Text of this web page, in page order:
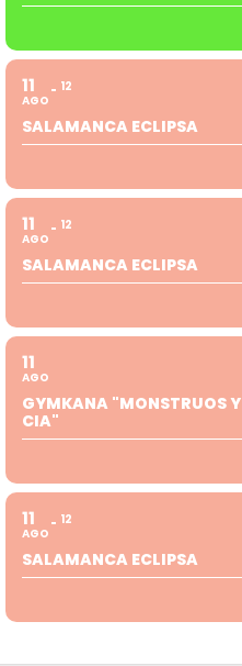
11
AGO
12
SALAMANCA ECLIPSA
11
AGO
12
SALAMANCA ECLIPSA
11
AGO
GYMKANA "MONSTRUOS Y
CIA"
11
AGO
12
SALAMANCA ECLIPSA